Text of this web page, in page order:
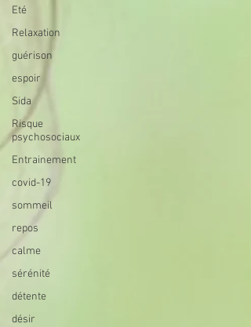
Eté
Relaxation
guérison
espoir
Sida
Risque
psychosociaux
Entrainement
covid-19
sommeil
repos
calme
sérénité
détente
désir